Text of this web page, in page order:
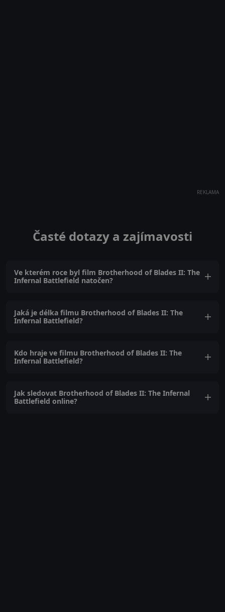
REKLAMA
Časté dotazy a zajímavosti
Ve kterém roce byl film Brotherhood of Blades II: The
Infernal Battlefield natočen?
Jaká je délka filmu Brotherhood of Blades II: The
Infernal Battlefield?
Kdo hraje ve filmu Brotherhood of Blades II: The
Infernal Battlefield?
Jak sledovat Brotherhood of Blades II: The Infernal
Battlefield online?